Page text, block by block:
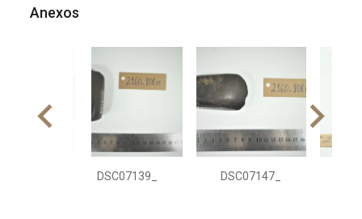
Anexos
DSC07139_ DSC07147_